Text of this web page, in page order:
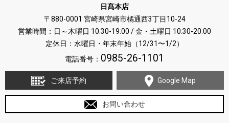
日髙本店
〒880-0001 宮崎県宮崎市橘通西3丁目10-24
営業時間：日～木曜日 10:30-19:00 / 金・土曜日 10:30-20:00
定休日：水曜日・年末年始（12/31〜1/2）
電話番号： 0985-26-1101
ご来店予約 Google Map
お問い合わせ